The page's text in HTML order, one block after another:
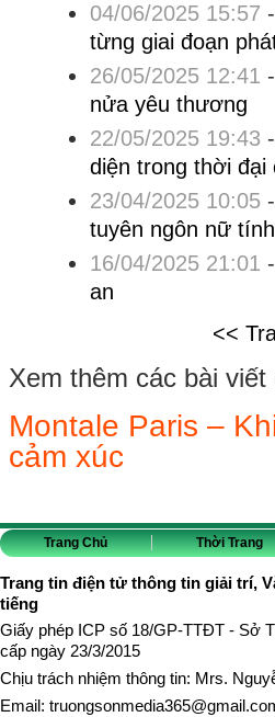
04/06/2025 15:57 -
từng giai đoạn
26/05/2025 12:41 -
nửa yêu thương
22/05/2025 19:43 -
diện trong thời đại
23/04/2025 10:05-
tuyên ngôn nữ tính
16/04/2025 21:01 -
an
<<
Xem thêm các bài
Montale Paris –
cảm xúc
Trang Chủ Thời Trang
Trang tin điện tử thông tin giải trí,
tiếng
Giấy phép ICP số 18/GP-TTĐT - Sở
cấp ngày 23/3/2015
Chịu trách nhiệm thông tin: Mrs.
Email: